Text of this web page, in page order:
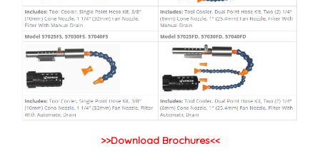
>>Download Brochures<<